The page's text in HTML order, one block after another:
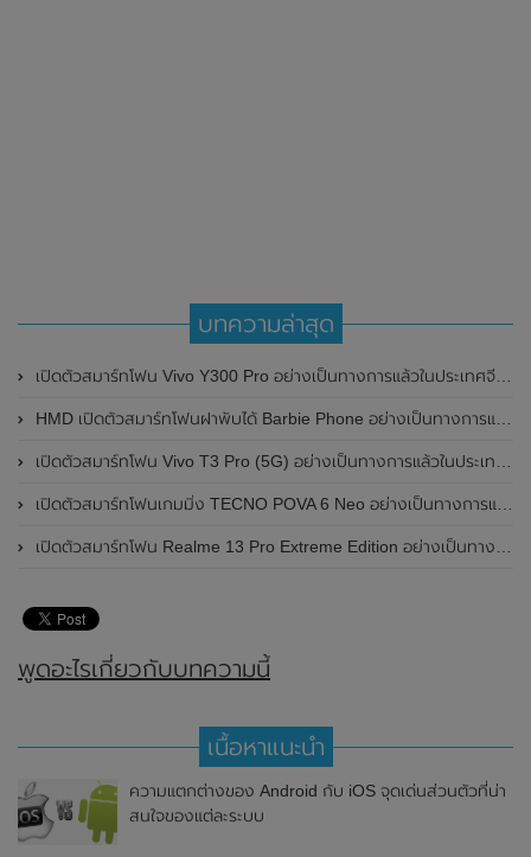
บทความล่าสุด
เปิดตัวสมาร์ทโฟน Vivo Y300 Pro อย่างเป็นทางการแล้วในประเทศจีน มาพร้อมดีไซน์พรีเมี่ยม ทนทาน และแบตเตอรี่สุดอึดขนาดใหญ่ 6,500mAh พร้อมรองรับการชาร์จไว 80W
HMD เปิดตัวสมาร์ทโฟนฝาพับได้ Barbie Phone อย่างเป็นทางการแล้ว มาพร้อมธีมสีชมพูสดใส
เปิดตัวสมาร์ทโฟน Vivo T3 Pro (5G) อย่างเป็นทางการแล้วในประเทศอินเดีย
เปิดตัวสมาร์ทโฟนเกมมิ่ง TECNO POVA 6 Neo อย่างเป็นทางการแล้วในประเทศไทย ในราคา 8,499 บาท
เปิดตัวสมาร์ทโฟน Realme 13 Pro Extreme Edition อย่างเป็นทางการแล้วในประเทศจีน
พูดอะไรเกี่ยวกับบทความนี้
เนื้อหาแนะนำ
ความแตกต่างของ Android กับ iOS จุดเด่นส่วนตัวที่น่า
สนใจของแต่ละระบบ